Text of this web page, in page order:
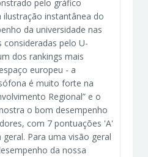
pelo gráfico
ilustração instantânea do
da universidade nas
consideradas pelo U-
dos rankings mais
europeu - a
é muito forte na
Regional” e o
o bom desempenho
com 7 pontuações 'A'
Para uma visão geral
da nossa